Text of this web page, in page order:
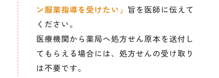
ン服薬指導を受けたい」 旨を医師に伝えて
ください。
医療機関から薬局へ処方せん原本を送付し
てもらえる場合には、処方せんの受け取り
は不要です。